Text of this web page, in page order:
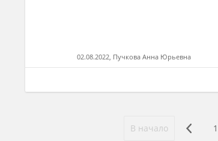
02.08.2022, Пучкова Анна Юрьевна
В начало 1